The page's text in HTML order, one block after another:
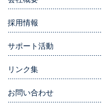
採用情報
サポート活動
リンク集
お問い合わせ